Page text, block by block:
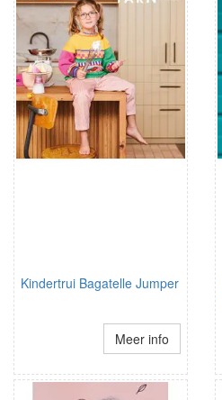
Kindertrui Bagatelle Jumper
Meer info